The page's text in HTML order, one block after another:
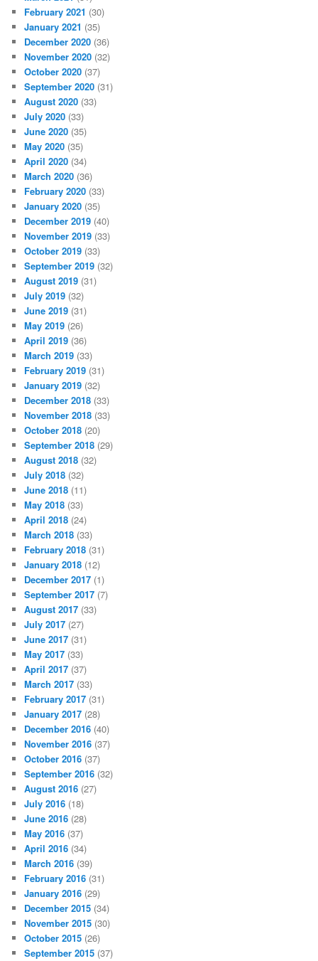
February 2021 (30)
January 2021 (35)
December 2020 (36)
November 2020 (32)
October 2020 (37)
September 2020 (31)
August 2020 (33)
July 2020 (33)
June 2020 (35)
May 2020 (35)
April 2020 (34)
March 2020 (36)
February 2020 (33)
January 2020 (35)
December 2019 (40)
November 2019 (33)
October 2019 (33)
September 2019 (32)
August 2019 (31)
July 2019 (32)
June 2019 (31)
May 2019 (26)
April 2019 (36)
March 2019 (33)
February 2019 (31)
January 2019 (32)
December 2018 (33)
November 2018 (33)
October 2018 (20)
September 2018 (29)
August 2018 (32)
July 2018 (32)
June 2018 (11)
May 2018 (33)
April 2018 (24)
March 2018 (33)
February 2018 (31)
January 2018 (12)
December 2017 (1)
September 2017 (7)
August 2017 (33)
July 2017 (27)
June 2017 (31)
May 2017 (33)
April 2017 (37)
March 2017 (33)
February 2017 (31)
January 2017 (28)
December 2016 (40)
November 2016 (37)
October 2016 (37)
September 2016 (32)
August 2016 (27)
July 2016 (18)
June 2016 (28)
May 2016 (37)
April 2016 (34)
March 2016 (39)
February 2016 (31)
January 2016 (29)
December 2015 (34)
November 2015 (30)
October 2015 (26)
September 2015 (37)